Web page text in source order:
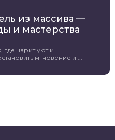
из массива —
и мастерства
где царит уют и
мгновение и ...